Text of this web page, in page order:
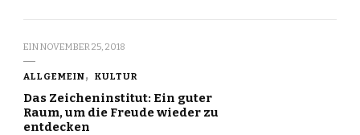
EINNOVEMBER 25, 2018
ALLGEMEIN KULTUR
Das Zeicheninstitut: Ein guter
Raum, um die Freude wieder zu
entdecken